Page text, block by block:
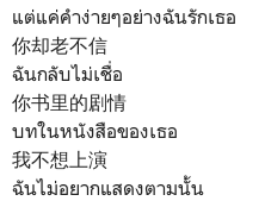
แต่แค่คำง่ายๆอย่างฉันรักเธอ
你却老不信
ฉันกลับไม่เชื่อ
你书里的剧情
บทในหนังสือของเธอ
我不想上演
ฉันไม่อยากแสดงตามนั้น